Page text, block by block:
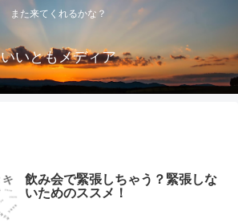
また来てくれるかな？
いいともメディア
飲み会で緊張しちゃう？緊張しな
いためのススメ！